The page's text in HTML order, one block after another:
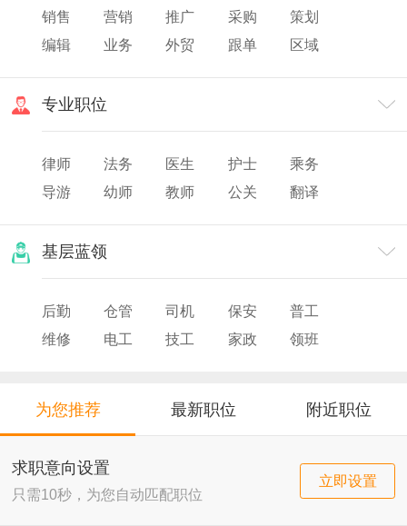
销售 营销 推广 采购
策划
编辑
业务 外贸 跟单
区域
专业职位
律师 法务 医生 护士
乘务
导游
幼师 教师 公关
翻译
基层蓝领
后勤 仓管 司机 保安
普工
维修
电工 技工 家政
领班
为您推荐 最新职位 附近职位
求职意向设置
只需10秒，为您自动匹配职位
立即设置